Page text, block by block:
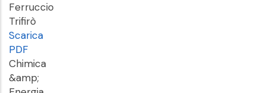
Ferruccio
Trifirò
Scarica
PDF
Chimica
&amp;